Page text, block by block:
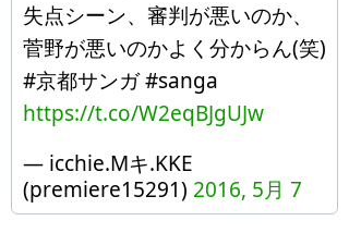
失点シーン、審判が悪いのか、
菅野が悪いのかよく分からん(笑)
#京都サンガ #sanga
https://t.co/W2eqBJgUJw
— icchie.Mキ.KKE
(premiere15291) 2016, 5月 7